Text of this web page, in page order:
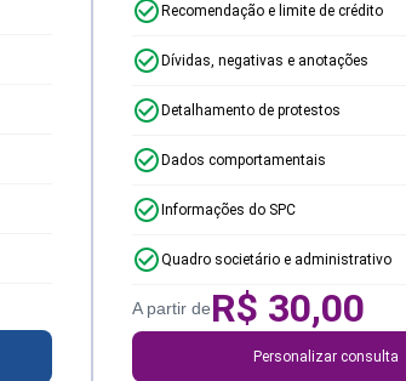
Recomendação e limite de crédito
Dívidas, negativas e anotações
Detalhamento de protestos
Dados comportamentais
Informações do SPC
Quadro societário e administrativo
A partir deR$ 30,00
Personalizar consulta